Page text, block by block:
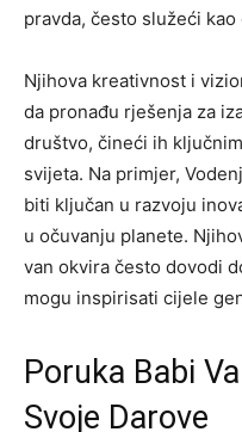
pravda, često služeći
Njihova kreativnost i
da pronađu rješenja za
društvo, čineći ih
svijeta. Na primjer,
biti ključan u razvoju
u očuvanju planete.
van okvira često dovodi
mogu inspirisati cijele
Poruka Babi
Svoje Darove